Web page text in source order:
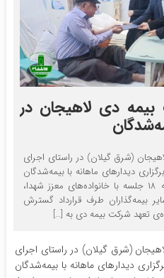
بیمه دی لاهیجان در
(شرق گیلان) در راستای اجرای
۱۴۰۴، اقدام به برگزاری دیدارهای ماهانه با بیمه‌شدگان
کرده است؛ دیدارهایی که تاکنون به ۱۸ جلسه با خانواده‌های معزز شهدا،
بیمه‌گذاران طرف قرارداد گسترش
تعهد شرکت بیمه دی به […]
(شرق گیلان) در راستای اجرای
۱۴۰۴، اقدام به برگزاری دیدارهای ماهانه با بیمه‌شدگان